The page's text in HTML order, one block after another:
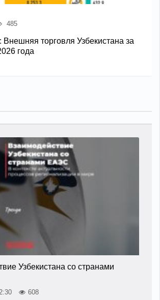
485
торговля Узбекистана за
года
Узбекистана со странами
608